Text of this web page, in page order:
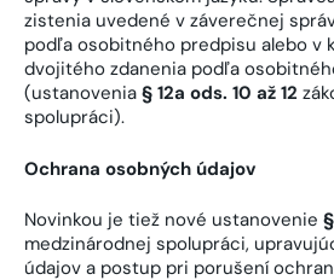
zistenia uvedené v záverečnej
podľa osobitného predpisu alebo v
dvojitého zdanenia podľa
(ustanovenia § 12a ods. 10 až 12
spolupráci).
Ochrana osobných údajov
Novinkou je tiež nové ustanovenie
medzinárodnej spolupráci,
údajov a postup pri porušení